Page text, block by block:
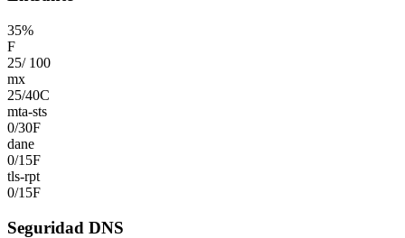
35%
F
25/ 100
mx
25/40C
mta-sts
0/30F
dane
0/15F
tls-rpt
0/15F
Seguridad DNS